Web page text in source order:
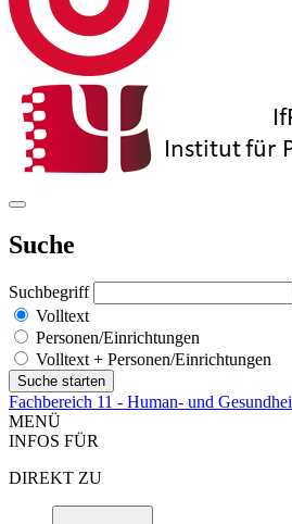
Suche
Suchbegriff
Volltext
Personen/Einrichtungen
Volltext + Personen/Einrichtungen
Fachbereich 11 - Human- und
MENÜ
INFOS FÜR
DIREKT ZU